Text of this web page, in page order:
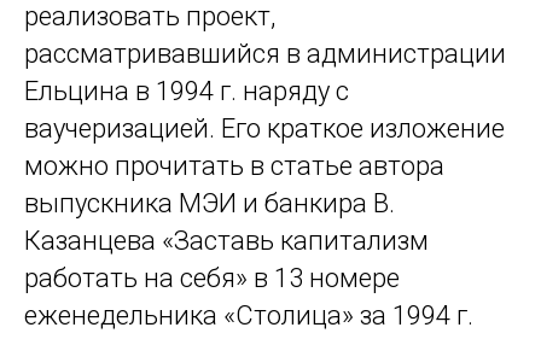
реализовать проект,
рассматривавшийся в администрации
Ельцина в 1994 г. наряду с
ваучеризацией. Его краткое изложение
можно прочитать в статье автора
выпускника МЭИ и банкира В.
Казанцева «Заставь капитализм
работать на себя» в 13 номере
еженедельника «Столица» за 1994 г.